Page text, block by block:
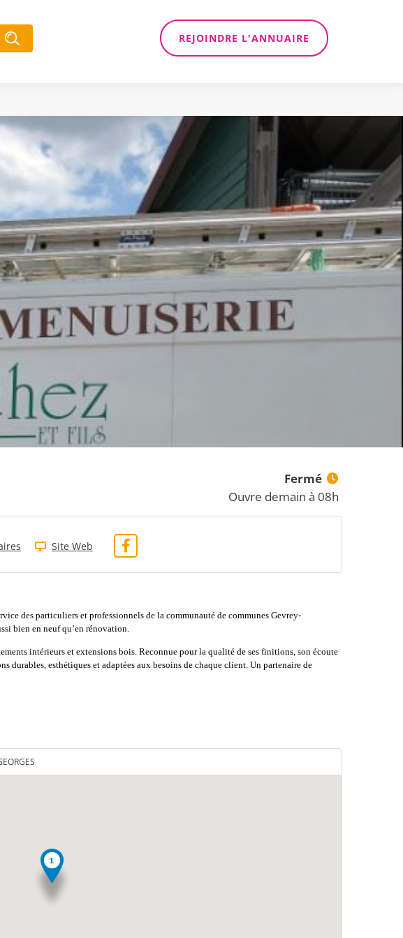
REJOINDRE L'ANNUAIRE
Fermé
Ouvre demain à 08h
Site Web
des particuliers et professionnels de la communauté de communes Gevrey-
bien en neuf qu’en rénovation.
intérieurs et extensions bois. Reconnue pour la qualité de ses finitions, son écoute
durables, esthétiques et adaptées aux besoins de chaque client. Un partenaire de